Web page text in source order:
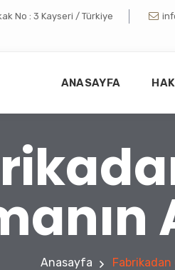
No : 3 Kayseri / Türkiye
ANASAYFA
Anasayfa Fabrikadan